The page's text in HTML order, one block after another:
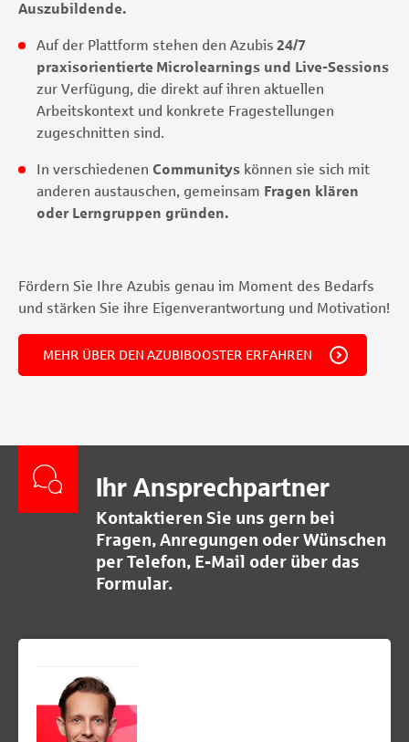
Auszubildende.
Auf der Plattform stehen den Azubis 24/7
praxisorientierte Microlearnings und Live-Sessions
zur Verfügung, die direkt auf ihren aktuellen
Arbeitskontext und konkrete Fragestellungen
zugeschnitten sind.
In verschiedenen Communitys können sie sich mit
anderen austauschen, gemeinsam Fragen klären
oder Lerngruppen gründen.
Fördern Sie Ihre Azubis genau im Moment des Bedarfs
und stärken Sie ihre Eigenverantwortung und Motivation!
MEHR ÜBER DEN AZUBIBOOSTER ERFAHREN
Ihr Ansprechpartner
Kontaktieren Sie uns gern bei
Fragen, Anregungen oder Wünschen
per Telefon, E-Mail oder über das
Formular.